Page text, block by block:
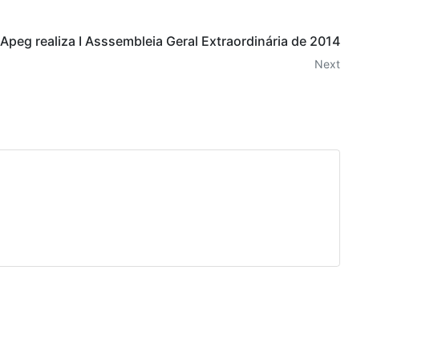
Apeg realiza I Asssembleia Geral Extraordinária de 2014
Next